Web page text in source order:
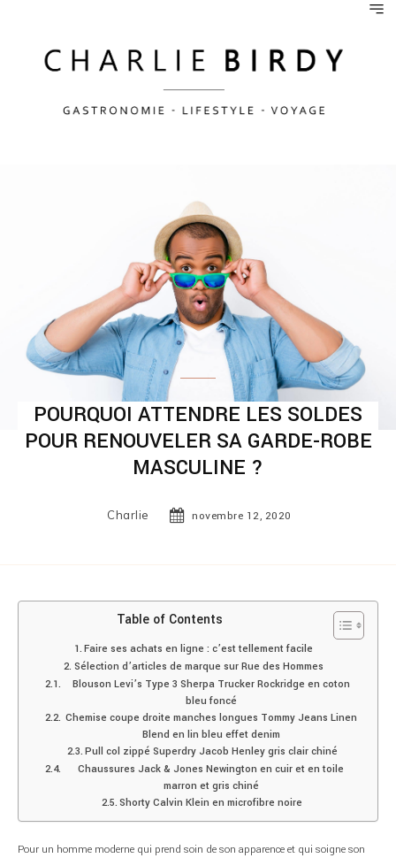
POURQUOI ATTENDRE LES SOLDES
POUR RENOUVELER SA GARDE-ROBE
MASCULINE ?
Charlie novembre 12, 2020
Table of Contents
Faire ses achats en ligne : c’est tellement facile
Sélection d’articles de marque sur Rue des Hommes
Blouson Levi’s Type 3 Sherpa Trucker Rockridge en coton
bleu foncé
Chemise coupe droite manches longues Tommy Jeans Linen
Blend en lin bleu effet denim
Pull col zippé Superdry Jacob Henley gris clair chiné
Chaussures Jack & Jones Newington en cuir et en toile
marron et gris chiné
Shorty Calvin Klein en microfibre noire
Pour un homme moderne qui prend soin de son apparence et qui soigne son